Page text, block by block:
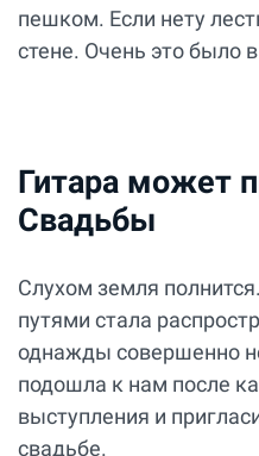
пешком. Если нету
стене. Очень это было
Гитара может
Свадьбы
Слухом земля
путями стала
однажды совершенно
подошла к нам после
выступления и
свадьбе.